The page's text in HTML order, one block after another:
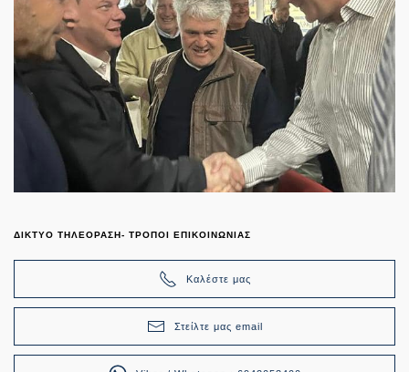
ΔΙΚΤΥΟ ΤΗΛΕΟΡΑΣΗ- ΤΡΟΠΟΙ ΕΠΙΚΟΙΝΩΝΙΑΣ
Καλέστε μας
Στείλτε μας email